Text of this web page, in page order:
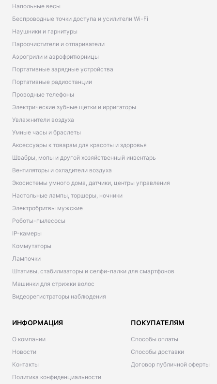
Напольные весы
Беспроводные точки доступа и усилители Wi-Fi
Наушники и гарнитуры
Пароочистители и отпариватели
Аэрогрили и аэрофритюрницы
Портативные зарядные устройства
Портативные радиостанции
Проводные телефоны
Электрические зубные щетки и ирригаторы
Увлажнители воздуха
Умные часы и браслеты
Аксессуары к товарам для красоты и здоровья
Швабры, мопы и другой хозяйственный инвентарь
Вентиляторы и охладители воздуха
Экосистемы умного дома, датчики, центры управления
Настольные лампы, торшеры, ночники
Электробритвы мужские
Роботы-пылесосы
IP-камеры
Коммутаторы
Лампочки
Штативы, стабилизаторы и селфи-палки для смартфонов
Машинки для стрижки волос
Видеорегистраторы наблюдения
ИНФОРМАЦИЯ
О компании
Новости
Контакты
Политика конфиденциальности
ПОКУПАТЕЛЯМ
Способы оплаты
Способы доставки
Договор публичной оферты